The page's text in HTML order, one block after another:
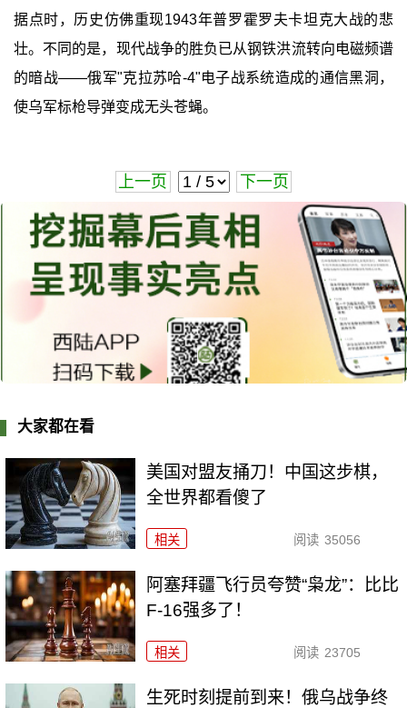
据点时，历史仿佛重现1943年普罗霍罗夫卡坦克大战的悲
壮。不同的是，现代战争的胜负已从钢铁洪流转向电磁频谱
的暗战——俄军"克拉苏哈-4"电子战系统造成的通信黑洞，
使乌军标枪导弹变成无头苍蝇。
上一页 下一页
大家都在看
美国对盟友捅刀！中国这步棋，
全世界都看傻了
相关 阅读 35056
阿塞拜疆飞行员夸赞“枭龙”：比比
F-16强多了！
相关 阅读 23705
生死时刻提前到来！俄乌战争终